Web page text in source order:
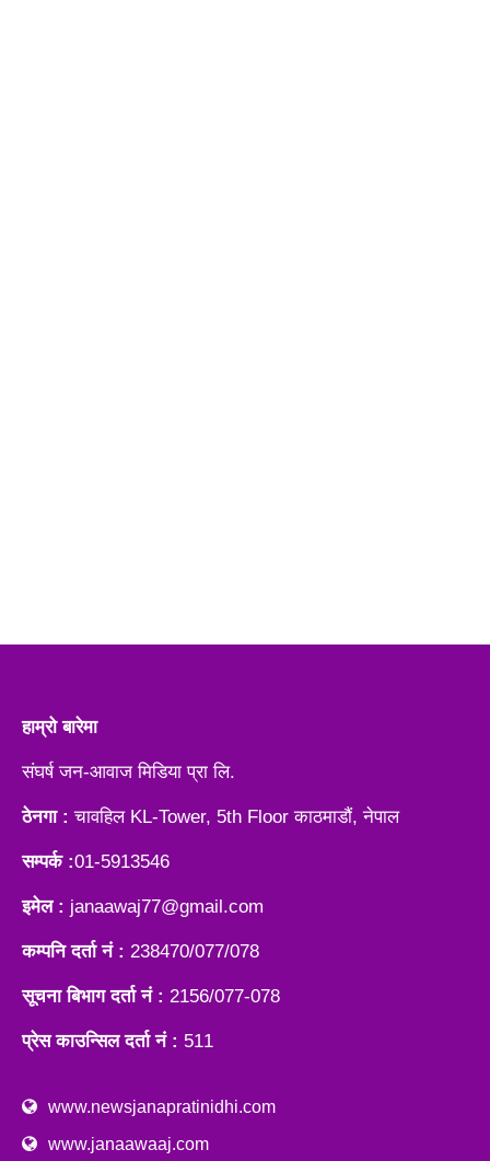
हाम्रो बारेमा
संघर्ष जन-आवाज मिडिया प्रा लि.
ठेनगा : चावहिल KL-Tower, 5th Floor काठमाडौं, नेपाल
सम्पर्क :01-5913546
इमेल : janaawaj77@gmail.com
कम्पनि दर्ता नं : 238470/077/078
सूचना बिभाग दर्ता नं : 2156/077-078
प्रेस काउन्सिल दर्ता नं : 511
www.newsjanapratinidhi.com
www.janaawaaj.com